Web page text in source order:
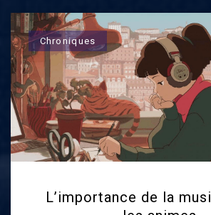
Chroniques
L’importance de la